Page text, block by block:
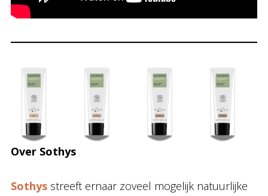
Over Sothys
Sothys streeft ernaar zoveel mogelijk natuurlijke